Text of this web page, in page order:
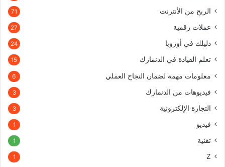
الربح من الأنترنت 71
عملات رقمية 27
دليلك في أوروبا 24
تعلم القيادة في الدنمارك 15
معلومات مهمة لضمان النجاح العملي 6
فيديوهات من الدنمارك 3
التجارة الإلكترونية 3
فيديو 1
تقنية 1
Z
1